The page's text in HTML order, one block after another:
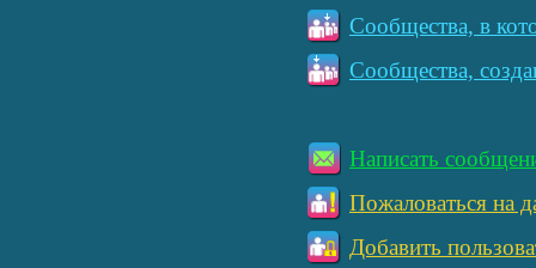
Сообщества, в
Сообщества,
Написать
Пожаловаться на
Добавить